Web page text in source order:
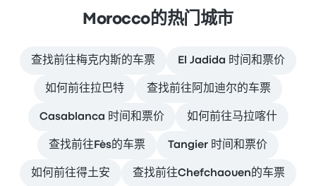
Morocco的热门城市
查找前往梅克内斯的车票 El Jadida 时间和票价
如何前往拉巴特 查找前往阿加迪尔的车票
Casablanca 时间和票价 如何前往马拉喀什
查找前往Fès的车票 Tangier 时间和票价
如何前往得土安 查找前往Chefchaouen的车票